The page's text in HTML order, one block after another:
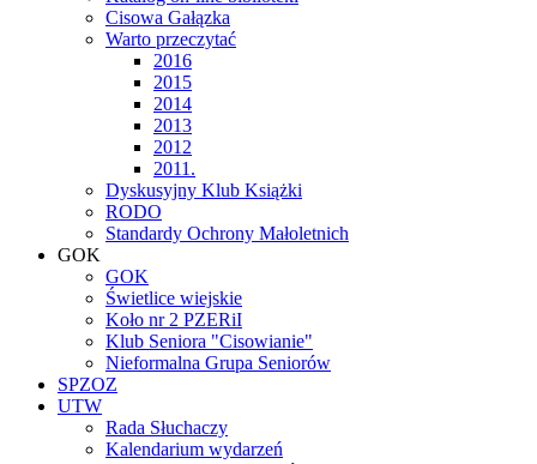
Cisowa Gałązka
Warto przeczytać
2016
2015
2014
2013
2012
2011.
Dyskusyjny Klub Książki
RODO
Standardy Ochrony Małoletnich
GOK
GOK
Świetlice wiejskie
Koło nr 2 PZERiI
Klub Seniora "Cisowianie"
Nieformalna Grupa Seniorów
SPZOZ
UTW
Rada Słuchaczy
Kalendarium wydarzeń